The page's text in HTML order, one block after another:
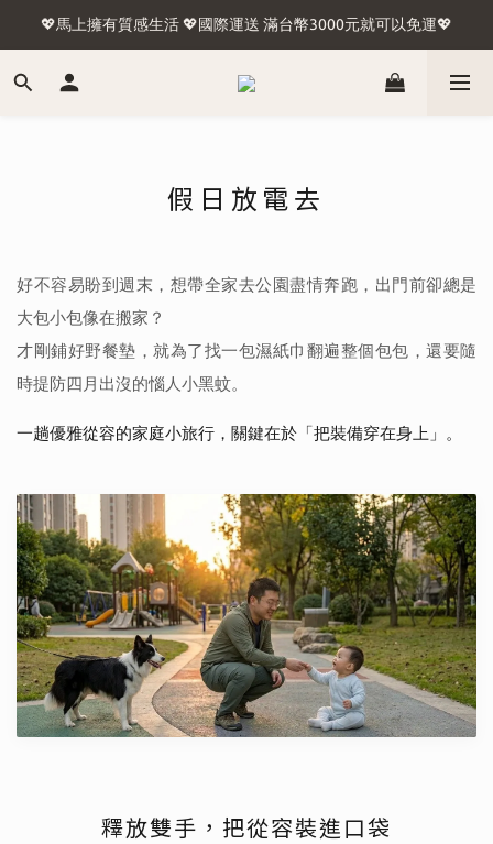
🍢台灣含外島滿1500免運🛫國際運送 滿台幣3000元就可以免運🛬
💖馬上擁有質感生活 💖國際運送 滿台幣3000元就可以免運💖
🍢台灣含外島滿1500免運🛫國際運送 滿台幣3000元就可以免運🛬
假日放電去
好不容易盼到週末，想帶全家去公園盡情奔跑，出門前卻總是
大包小包像在搬家？
才剛鋪好野餐墊，就為了找一包濕紙巾翻遍整個包包，還要隨
時提防四月出沒的惱人小黑蚊。
一趟優雅從容的家庭小旅行，關鍵在於「把裝備穿在身上」。
釋放雙手，把從容裝進口袋